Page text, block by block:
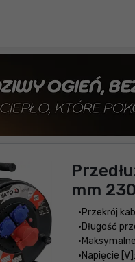
mm
Przekrój
Długość
Napięcie [V]: